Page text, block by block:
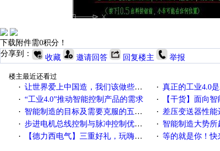
下载附件需0积分！
分享到：
收藏 邀请回答 回复楼主 举报
楼主最近还看过
· 让世界爱上中国造，我们该做些什么 · 真正的工业4.0
· “工业4.0”推动智能控制产品的需求 · 【干货】面向
· 智能制造的目标及需要克服的五个障碍 · 差压变送器性能达
· 步进电机总线控制与脉冲控制优缺点 · 智能制造大势所趋
· 【德力西电气】三重好礼，玩嗨夏日！ · 等的就是你！快来